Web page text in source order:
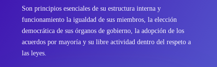
Son principios esenciales de su estructura interna y
funcionamiento la igualdad de sus miembros, la elección
democrática de sus órganos de gobierno, la adopción de los
acuerdos por mayoría y su libre actividad dentro del respeto a
las leyes.